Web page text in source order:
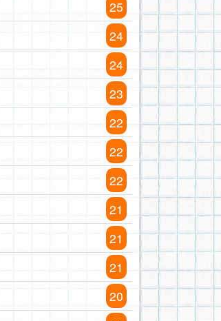
25
24
24
23
22
22
22
21
21
21
20